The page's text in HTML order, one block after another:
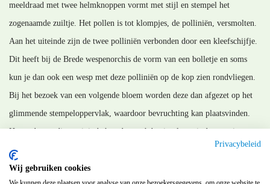
meeldraad met twee helmknoppen vormt met stijl en stempel het
zogenaamde zuiltje. Het pollen is tot klompjes, de polliniën, versmolten.
Aan het uiteinde zijn de twee polliniën verbonden door een kleefschijfje.
Dit heeft bij de Brede wespenorchis de vorm van een bolletje en soms
kun je dan ook een wesp met deze polliniën op de kop zien rondvliegen.
Bij het bezoek van een volgende bloem worden deze dan afgezet op het
glimmende stempeloppervlak, waardoor bevruchting kan plaatsvinden.
Het onderstandig, weinig behaarde vruchtbeginsel groeit daarna uit en
vormt heel veel fijne, stofgrote zaden.
MM_121120/200122
Privacybeleid
Wij gebruiken cookies